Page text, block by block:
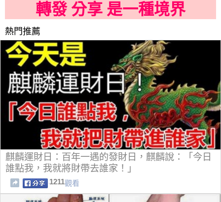
轉發 分享 是一種境界
熱門推薦
麒麟運財日：百年一遇的發財日，麒麟說：「今日
誰點我，我就將財帶去誰家！」
1211觀看